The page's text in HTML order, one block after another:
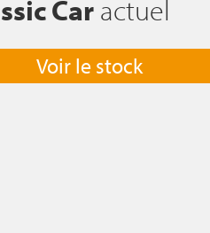
Car actuel
Voir le stock